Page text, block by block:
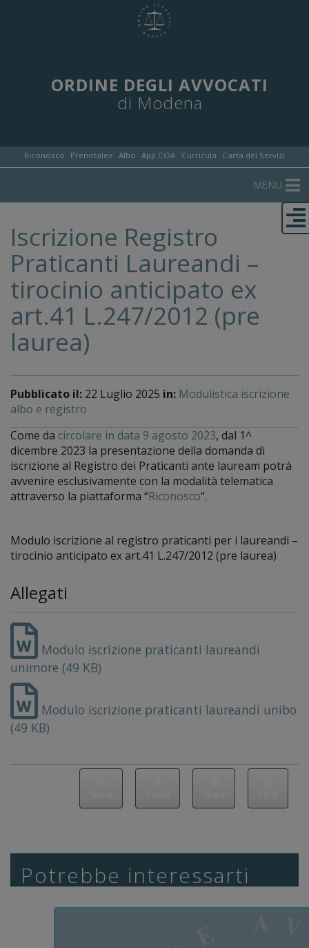
ORDINE DEGLI AVVOCATI
di Modena
Riconosco Prenotalex Albo App COA Curricula Carta dei Servizi
MENU
Iscrizione Registro
Praticanti Laureandi –
tirocinio anticipato ex
art.41 L.247/2012 (pre
laurea)
Pubblicato il: 22 Luglio 2025 in: Modulistica iscrizione
albo e registro
Come da circolare in data 9 agosto 2023, dal 1^
dicembre 2023 la presentazione della domanda di
iscrizione al Registro dei Praticanti ante lauream potrà
avvenire esclusivamente con la modalità telematica
attraverso la piattaforma “Riconosco“.
Modulo iscrizione al registro praticanti per i laureandi –
tirocinio anticipato ex art.41 L.247/2012 (pre laurea)
Allegati
Modulo iscrizione praticanti laureandi
unimore (49 KB)
Modulo iscrizione praticanti laureandi unibo
(49 KB)
Potrebbe interessarti